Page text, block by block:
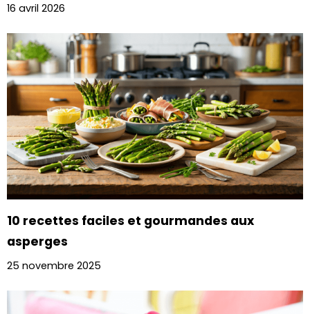
16 avril 2026
10 recettes faciles et gourmandes aux
asperges
25 novembre 2025